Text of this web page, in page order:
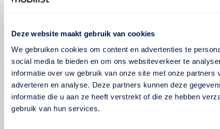
Deze website maakt gebruik van cookies
We gebruiken cookies om content en advertenties te
social media te bieden en om ons websiteverkeer te
informatie over uw gebruik van onze site met onze partners
adverteren en analyse. Deze partners kunnen deze
informatie die u aan ze heeft verstrekt of die ze hebben
gebruik van hun services.